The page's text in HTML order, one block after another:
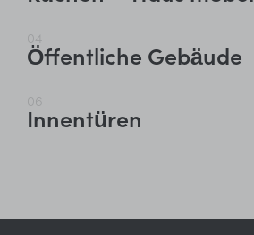
04
Öffentliche Gebäude
06
Innentüren